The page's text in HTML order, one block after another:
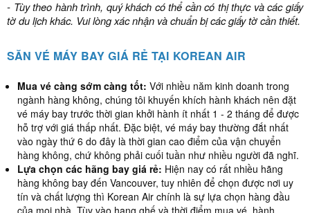
- Tùy theo hành trình, quý khách có thể cần có thị thực và các giấy
tờ du lịch khác. Vui lòng xác nhận và chuẩn bị các giấy tờ cần thiết.
SĂN VÉ MÁY BAY GIÁ RẺ TẠI KOREAN AIR
Mua vé càng sớm càng tốt: Với nhiều năm kinh doanh trong
ngành hàng không, chúng tôi khuyến khích hành khách nên đặt
vé máy bay trước thời gian khởi hành ít nhất 1 - 2 tháng để được
hỗ trợ với giá thấp nhất. Đặc biệt, vé máy bay thường đắt nhất
vào ngày thứ 6 do đây là thời gian cao điểm của vận chuyển
hàng không, chứ không phải cuối tuần như nhiều người đã nghĩ.
Lựa chọn các hãng bay giá rẻ: Hiện nay có rất nhiều hãng
hàng không bay đến Vancouver, tuy nhiên để chọn được nơi uy
tín và chất lượng thì Korean Air chính là sự lựa chọn hàng đầu
của mọi nhà. Tùy vào hạng ghế và thời điểm mua vé, hành